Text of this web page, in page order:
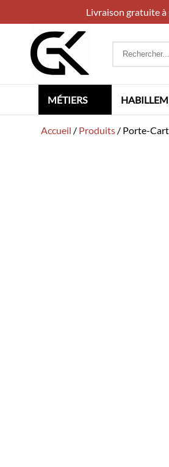
Livraison gratuite
Rechercher
MÉTIERS
Accueil / Produits / Porte-